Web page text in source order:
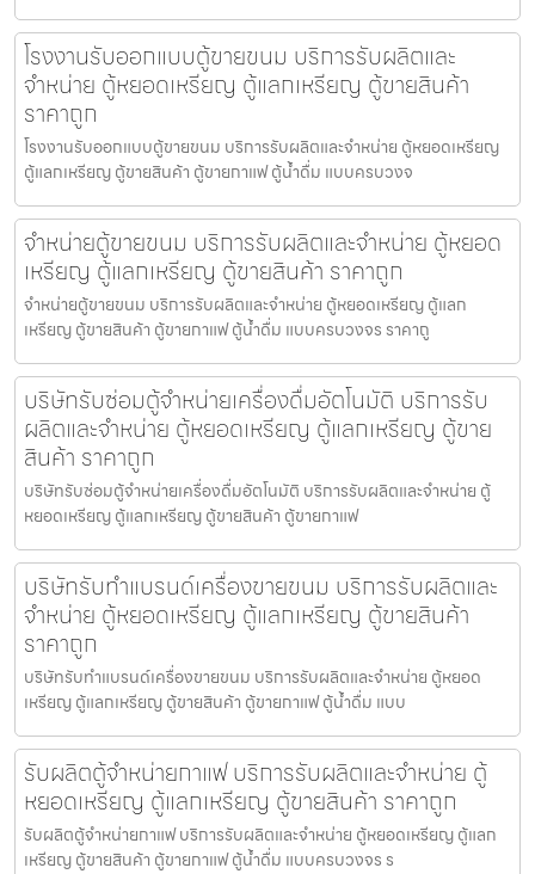
โรงงานรับออกแบบตู้ขายขนม บริการรับผลิตและ
จำหน่าย ตู้หยอดเหรียญ ตู้แลกเหรียญ ตู้ขายสินค้า
ราคาถูก
โรงงานรับออกแบบตู้ขายขนม บริการรับผลิตและจำหน่าย ตู้หยอดเหรียญ
ตู้แลกเหรียญ ตู้ขายสินค้า ตู้ขายกาแฟ ตู้น้ำดื่ม แบบครบวงจ
จำหน่ายตู้ขายขนม บริการรับผลิตและจำหน่าย ตู้หยอด
เหรียญ ตู้แลกเหรียญ ตู้ขายสินค้า ราคาถูก
จำหน่ายตู้ขายขนม บริการรับผลิตและจำหน่าย ตู้หยอดเหรียญ ตู้แลก
เหรียญ ตู้ขายสินค้า ตู้ขายกาแฟ ตู้น้ำดื่ม แบบครบวงจร ราคาถู
บริษัทรับซ่อมตู้จำหน่ายเครื่องดื่ม​อัตโนมัติ บริการรับ
ผลิตและจำหน่าย ตู้หยอดเหรียญ ตู้แลกเหรียญ ตู้ขาย
สินค้า ราคาถูก
บริษัทรับซ่อมตู้จำหน่ายเครื่องดื่ม​อัตโนมัติ บริการรับผลิตและจำหน่าย ตู้
หยอดเหรียญ ตู้แลกเหรียญ ตู้ขายสินค้า ตู้ขายกาแฟ
บริษัทรับทำแบรนด์เครื่องขายขนม บริการรับผลิตและ
จำหน่าย ตู้หยอดเหรียญ ตู้แลกเหรียญ ตู้ขายสินค้า
ราคาถูก
บริษัทรับทำแบรนด์เครื่องขายขนม บริการรับผลิตและจำหน่าย ตู้หยอด
เหรียญ ตู้แลกเหรียญ ตู้ขายสินค้า ตู้ขายกาแฟ ตู้น้ำดื่ม แบบ
รับผลิตตู้จำหน่ายกาแฟ บริการรับผลิตและจำหน่าย ตู้
หยอดเหรียญ ตู้แลกเหรียญ ตู้ขายสินค้า ราคาถูก
รับผลิตตู้จำหน่ายกาแฟ บริการรับผลิตและจำหน่าย ตู้หยอดเหรียญ ตู้แลก
เหรียญ ตู้ขายสินค้า ตู้ขายกาแฟ ตู้น้ำดื่ม แบบครบวงจร ร